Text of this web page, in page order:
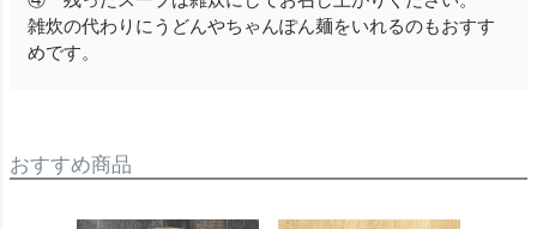
雑炊の代わりにうどんやちゃんぽん麺をいれるのもおすす
めです。
おすすめ商品